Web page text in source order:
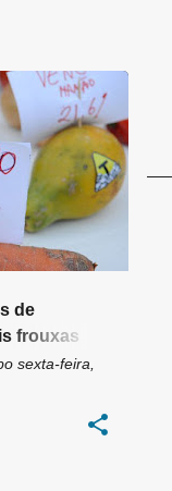
de
frouxas
sexta-feira,
CONGRESSO
+